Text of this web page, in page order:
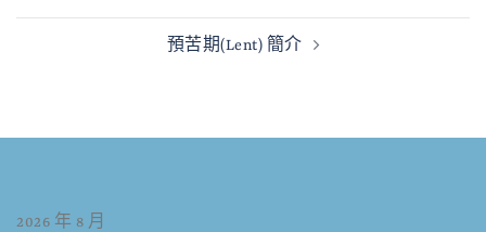
預苦期(Lent) 簡介
2026 年 8 月